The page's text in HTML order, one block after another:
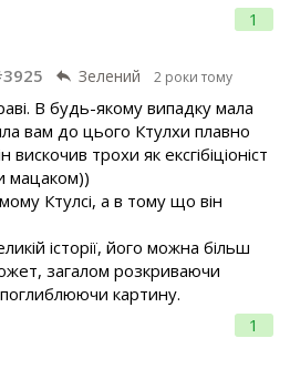
1
Зелений 2 роки тому
1
В будь-якому випадку мала
вам до цього Ктулхи плавно
трохи як ексгібіціоніст
мацаком))
Ктулсі, а в тому що він
історії, його можна більш
загалом розкриваючи
поглиблюючи картину.